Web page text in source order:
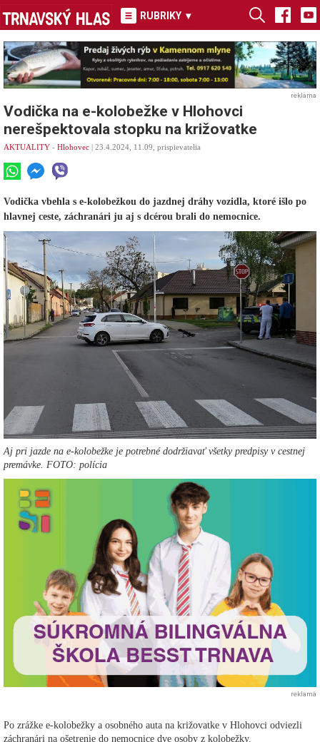
RUBRIKY ▾
reklama
Vodička na e-kolobežke v Hlohovci
nerešpektovala stopku na križovatke
AKTUALITY - Hlohovec | 23.4.2024, 11.09, prispievatelia
Vodička vbehla s e-kolobežkou do jazdnej dráhy vozidla, ktoré išlo po
hlavnej ceste, záchranári ju aj s dcérou brali do nemocnice.
Aj pri jazde na e-kolobežke je potrebné dodržiavať všetky predpisy v cestnej
premávke. FOTO: polícia
reklama
Po zrážke e-kolobežky a osobného auta na križovatke v Hlohovci odviezli
záchranári na ošetrenie do nemocnice dve osoby z kolobežky.